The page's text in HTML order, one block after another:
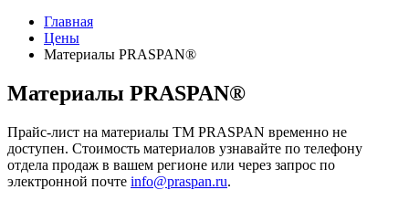
Главная
Цены
Материалы PRASPAN®
Материалы PRASPAN®
Прайс-лист на материалы ТМ PRASPAN временно не
доступен. Стоимость материалов узнавайте по телефону
отдела продаж в вашем регионе или через запрос по
электронной почте info@praspan.ru.